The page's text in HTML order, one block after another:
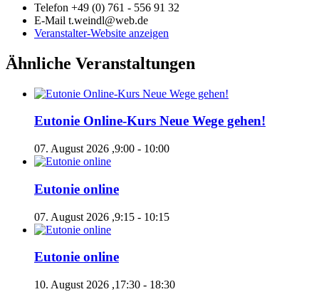
Telefon +49 (0) 761 - 556 91 32
E-Mail t.weindl@web.de
Veranstalter-Website anzeigen
Ähnliche Veranstaltungen
Eutonie Online-Kurs Neue Wege gehen!
07. August 2026 ,9:00 - 10:00
Eutonie online
07. August 2026 ,9:15 - 10:15
Eutonie online
10. August 2026 ,17:30 - 18:30